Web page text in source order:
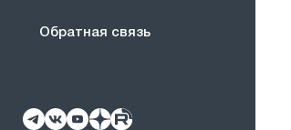
Обратная связь